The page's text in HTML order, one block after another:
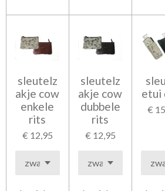
sleutelz
akje cow
enkele
rits
€ 12,95
sleutelz
akje cow
dubbele
rits
€ 12,95
etui
€